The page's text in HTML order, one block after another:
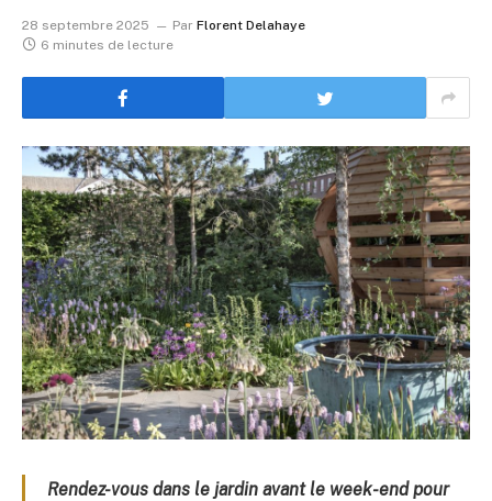
28 septembre 2025 Par Florent Delahaye
6 minutes de lecture
Rendez-vous dans le jardin avant le week-end pour